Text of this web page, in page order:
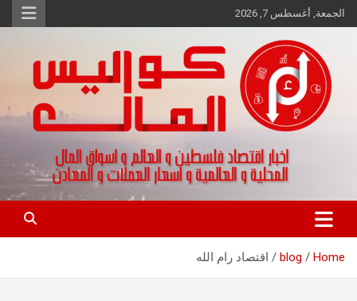
Skip
to
الجمعة, أغسطس 7, 2026
كواليس المال
اخبار اقتصاد فلسطين و العالم و تقارير اسواق المال و العملات
Home
blog اقتصاد رام الله